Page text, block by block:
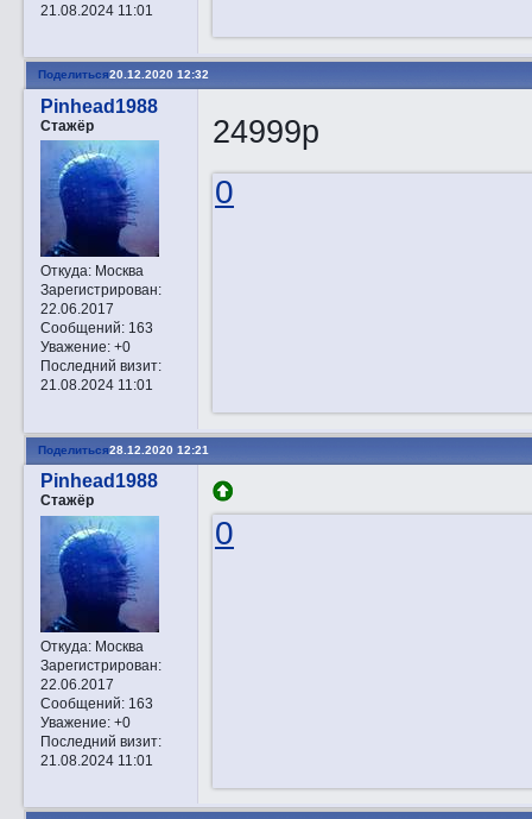
21.08.2024 11:01
Поделиться20.12.2020 12:32
Pinhead1988
Стажёр
Откуда:Москва
Зарегистрирован:
22.06.2017
Сообщений:163
Уважение: +0
Последний визит:
21.08.2024 11:01
24999р
0
Поделиться28.12.2020 12:21
Pinhead1988
Стажёр
Откуда:Москва
Зарегистрирован:
22.06.2017
Сообщений:163
Уважение: +0
Последний визит:
21.08.2024 11:01
0